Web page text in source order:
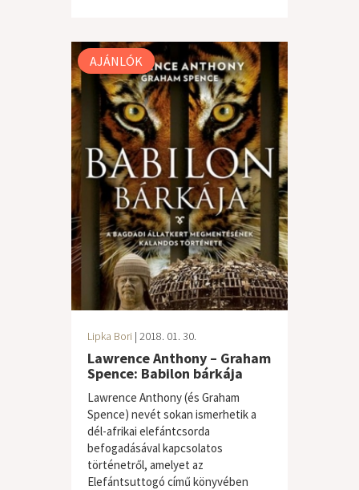
AJÁNLÓK
Lipka Bori | 2018. 01. 30.
Lawrence Anthony – Graham
Spence: Babilon bárkája
Lawrence Anthony (és Graham
Spence) nevét sokan ismerhetik a
dél-afrikai elefántcsorda
befogadásával kapcsolatos
történetről, amelyet az
Elefántsuttogó című könyvében